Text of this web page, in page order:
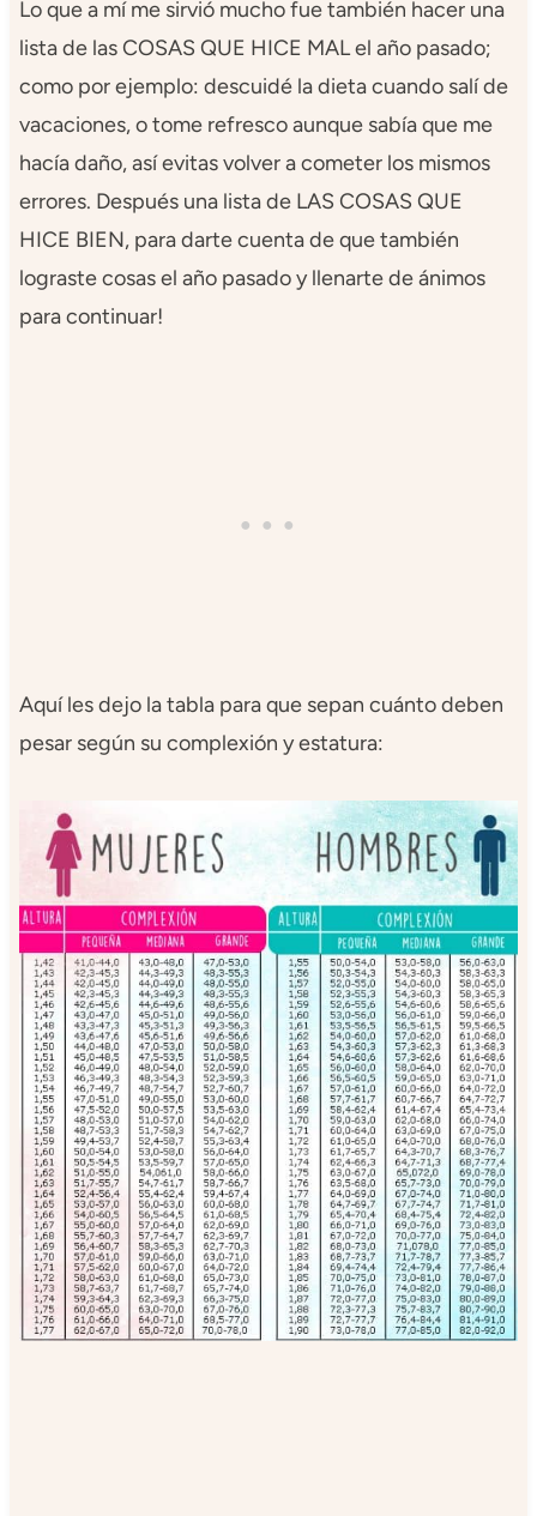
Lo que a mí me sirvió mucho fue también hacer una
lista de las COSAS QUE HICE MAL el año pasado;
como por ejemplo: descuidé la dieta cuando salí de
vacaciones, o tome refresco aunque sabía que me
hacía daño, así evitas volver a cometer los mismos
errores. Después una lista de LAS COSAS QUE
HICE BIEN, para darte cuenta de que también
lograste cosas el año pasado y llenarte de ánimos
para continuar!
Aquí les dejo la tabla para que sepan cuánto deben
pesar según su complexión y estatura: